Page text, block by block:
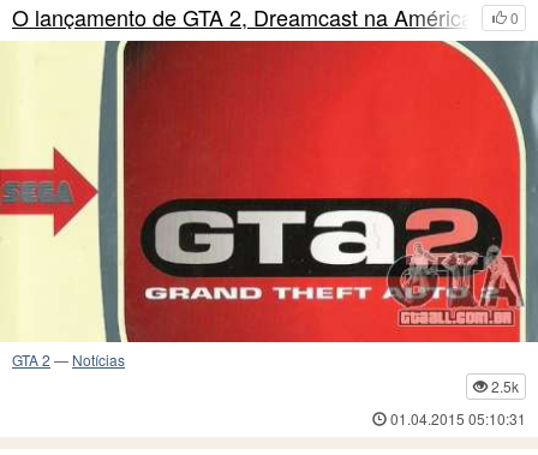
0
O lançamento de GTA 2, Dreamcast na América
GTA 2 — Notícias
2.5k
01.04.2015 05:10:31